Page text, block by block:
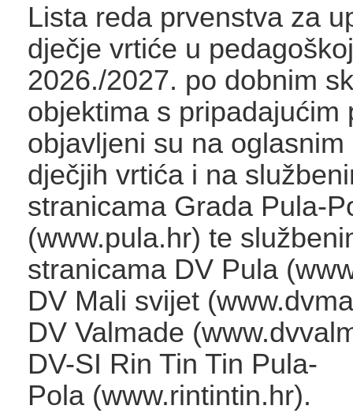
Lista reda prvenstva za
dječje vrtiće u
2026./2027. po dobnim
objektima s pripadajućim
objavljeni su na
dječjih vrtića i na
stranicama Grada Pula-
(www.pula.hr) te
stranicama DV Pula
DV Mali svijet
DV Valmade
DV-SI Rin Tin Tin Pula-
Pola (www.rintintin.hr).